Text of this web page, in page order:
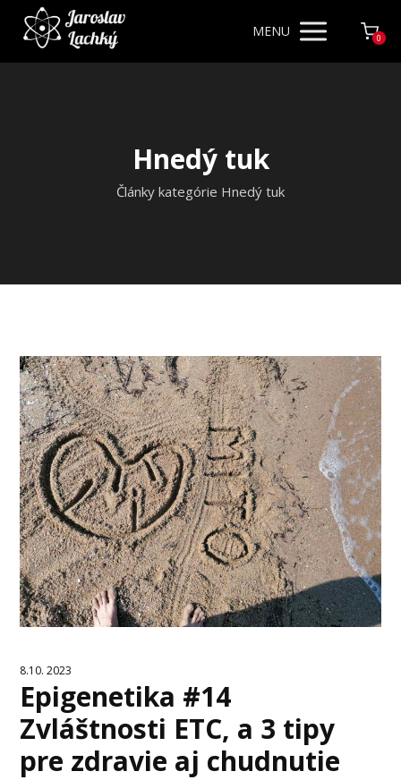
MENU 0
Hnedý tuk
Články kategórie Hnedý tuk
8.10. 2023
Epigenetika #14
Zvláštnosti ETC, a 3 tipy
pre zdravie aj chudnutie